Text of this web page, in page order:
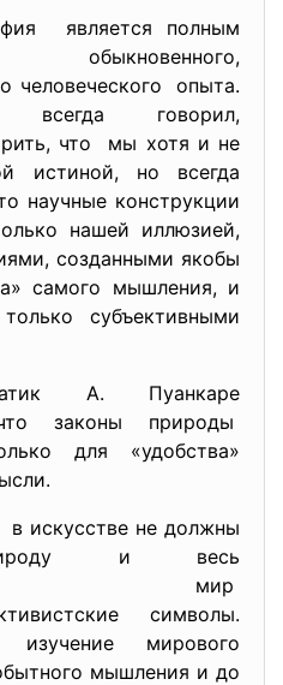
является полным
человеческого опыта.
всегда говорил,
что мы хотя и не
истиной, но всегда
научные конструкции
нашей иллюзией,
созданными якобы
самого мышления, и
субъективными
А. Пуанкаре
законы природы
для «удобства»
искусстве не должны
и весь
мир
символы.
мирового
мышления и до